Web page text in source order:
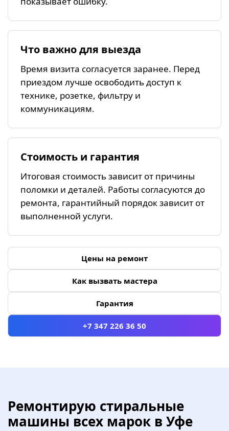
Что важно для выезда
Время визита согласуется заранее. Перед
приездом лучше освободить доступ к
технике, розетке, фильтру и
коммуникациям.
Стоимость и гарантия
Итоговая стоимость зависит от причины
поломки и деталей. Работы согласуются до
ремонта, гарантийный порядок зависит от
выполненной услуги.
Цены на ремонт
Как вызвать мастера
Гарантия
+7 347 226 36 50
Ремонтирую стиральные
машины всех марок в Уфе